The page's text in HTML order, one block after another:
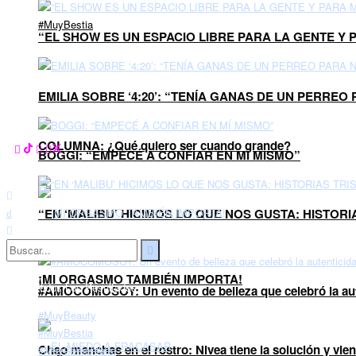
“EL SHOW ES UN ESPACIO LIBRE PARA LA GENTE Y
EMILIA SOBRE ‘4:20’: “TENÍA GANAS DE UN PERREO
BOGGI: “EMPECÉ A CONFIAR EN MÍ MISMO”
“EN ‘MALIBU’ HICIMOS LO QUE NOS GUSTA:
#MuyBeauty
#AMOCOMOSOY: Un evento de belleza que celebró la
Chao manchas en el rostro: Nivea tiene la solución y
#MuyBestia
COLUMNA: ¿Qué quiero ser cuando grande?
¡MI ORGASMO TAMBIÉN IMPORTA!
Sin Resultado
Ver Todos Los Resultados
#MuyBeauty
#MuyBestia
#MuyComentado